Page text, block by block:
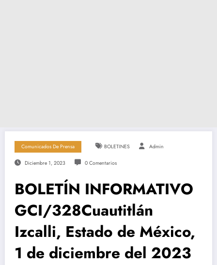
Comunicados De Prensa BOLETINES Admin
Diciembre 1, 2023 0 Comentarios
BOLETÍN INFORMATIVO
GCI/328Cuautitlán
Izcalli, Estado de México,
1 de diciembre del 2023